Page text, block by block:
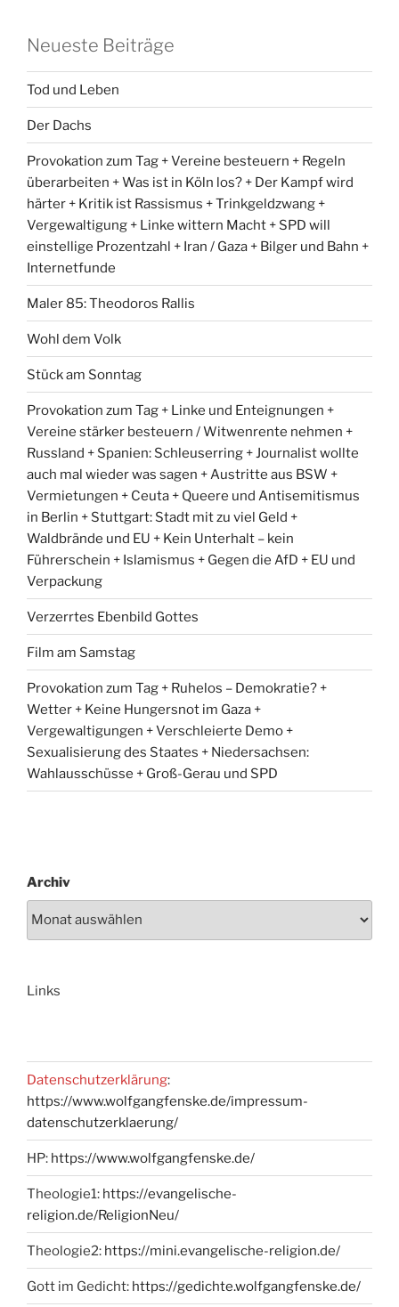
Neueste Beiträge
Tod und Leben
Der Dachs
Provokation zum Tag + Vereine besteuern + Regeln
überarbeiten + Was ist in Köln los? + Der Kampf wird
härter + Kritik ist Rassismus + Trinkgeldzwang +
Vergewaltigung + Linke wittern Macht + SPD will
einstellige Prozentzahl + Iran / Gaza + Bilger und Bahn +
Internetfunde
Maler 85: Theodoros Rallis
Wohl dem Volk
Stück am Sonntag
Provokation zum Tag + Linke und Enteignungen +
Vereine stärker besteuern / Witwenrente nehmen +
Russland + Spanien: Schleuserring + Journalist wollte
auch mal wieder was sagen + Austritte aus BSW +
Vermietungen + Ceuta + Queere und Antisemitismus
in Berlin + Stuttgart: Stadt mit zu viel Geld +
Waldbrände und EU + Kein Unterhalt – kein
Führerschein + Islamismus + Gegen die AfD + EU und
Verpackung
Verzerrtes Ebenbild Gottes
Film am Samstag
Provokation zum Tag + Ruhelos – Demokratie? +
Wetter + Keine Hungersnot im Gaza +
Vergewaltigungen + Verschleierte Demo +
Sexualisierung des Staates + Niedersachsen:
Wahlausschüsse + Groß-Gerau und SPD
Archiv
Links
Datenschutzerklärung:
https://www.wolfgangfenske.de/impressum-
datenschutzerklaerung/
HP: https://www.wolfgangfenske.de/
Theologie1: https://evangelische-
religion.de/ReligionNeu/
Theologie2: https://mini.evangelische-religion.de/
Gott im Gedicht: https://gedichte.wolfgangfenske.de/